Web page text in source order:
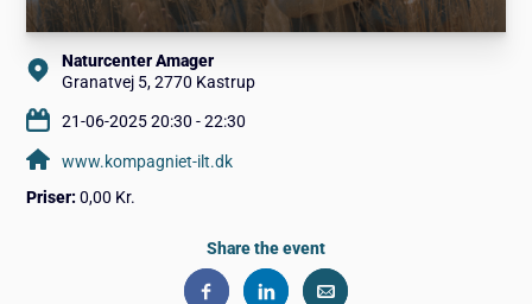
Naturcenter Amager
Granatvej 5, 2770 Kastrup
21-06-2025 20:30 - 22:30
www.kompagniet-ilt.dk
Priser: 0,00 Kr.
Share the event